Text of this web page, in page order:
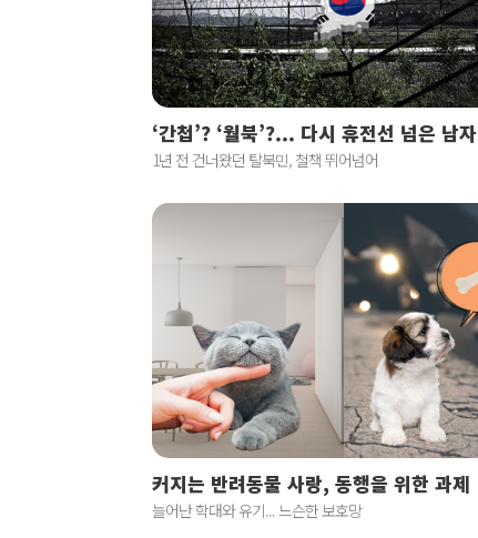
‘간첩’? ‘월북’?... 다시 휴전선 넘은 남자
1년 전 건너왔던 탈북민, 철책 뛰어넘어
커지는 반려동물 사랑, 동행을 위한 과제
늘어난 학대와 유기... 느슨한 보호망